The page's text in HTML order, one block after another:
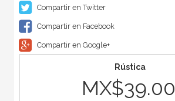
Compartir en Twitter
Compartir en Facebook
Compartir en Google+
Rústica
MX$39.00